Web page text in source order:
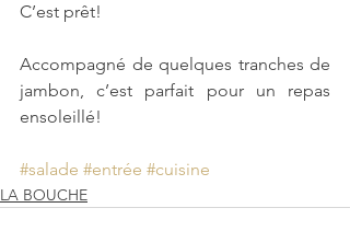
C’est prêt!
Accompagné de quelques tranches de
jambon, c’est parfait pour un repas
ensoleillé!
#salade #entrée #cuisine
LA BOUCHE